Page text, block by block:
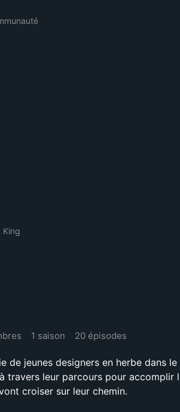
King
1 saison 20 épisodes
de jeunes designers en herbe dans
travers leur parcours pour accomplir
croiser sur leur chemin.